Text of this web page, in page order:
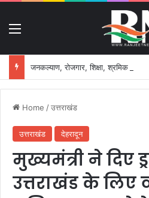
Home /उत्तराखंड
उत्तराखंड देहरादून
मुख्यमंत्री ने दिए
उत्तराखंड के लिए